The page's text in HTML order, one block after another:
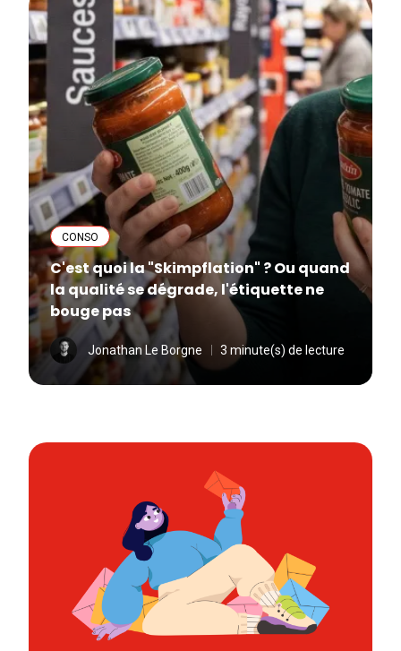
CONSO
C'est quoi la "Skimpflation" ? Ou quand
la qualité se dégrade, l'étiquette ne
bouge pas
Jonathan Le Borgne 3 minute(s) de lecture